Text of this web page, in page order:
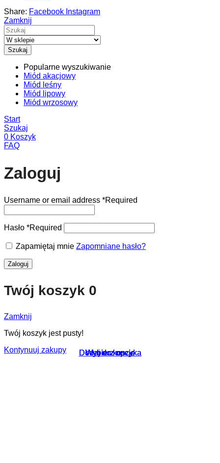
Wybierz opcje
Wybierz opcje
Wybierz opcje
Dodaj do koszyka
Wybierz opcje
Dodaj do koszyka
Wybierz opcje
Wybierz opcje
Wybierz opcje
Wybierz opcje
Wybierz opcje
Wybierz opcje
Share: Facebook Instagram
Zamknij
Szukaj
Popularne wyszukiwanie
Miód akacjowy
Miód leśny
Miód lipowy
Miód wrzosowy
Start
Szukaj
0 Koszyk
FAQ
Zaloguj
Username or email address *Required
Hasło *Required
Zapamiętaj mnie Zapomniane hasło?
Zaloguj
Twój koszyk 0
Zamknij
Twój koszyk jest pusty!
Kontynuuj zakupy